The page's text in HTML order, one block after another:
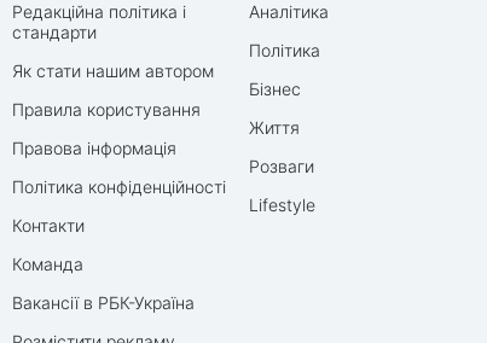
Редакційна політика і
стандарти
Як стати нашим автором
Правила користування
Правова інформація
Політика конфіденційності
Контакти
Команда
Вакансії в РБК-Україна
Аналітика
Політика
Бізнес
Життя
Розваги
Lifestyle